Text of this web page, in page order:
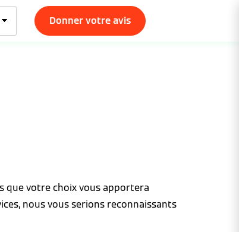
Donner votre avis
que votre choix vous apportera
nous vous serions reconnaissants